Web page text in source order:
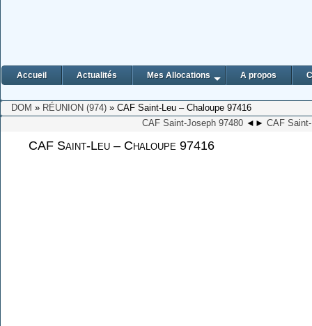
Accueil Actualités Mes Allocations A propos
DOM » RÉUNION (974) » CAF Saint-Leu – Chaloupe 97416
CAF Saint-Joseph 97480 ◄ ► CAF
CAF Saint-Leu – Chaloupe 97416